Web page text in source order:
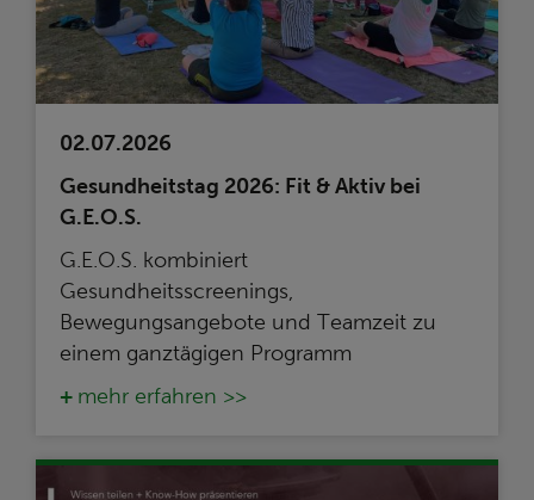
02.07.2026
Gesundheitstag 2026: Fit & Aktiv bei
G.E.O.S.
G.E.O.S. kombiniert
Gesundheitsscreenings,
Bewegungsangebote und Teamzeit zu
einem ganztägigen Programm
mehr erfahren >>